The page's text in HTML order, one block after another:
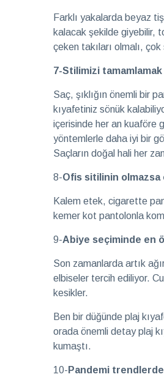
Farklı yakalarda beyaz
kalacak şekilde giyebilir,
çeken takıları olmalı,
7-Stilimizi
Saç, şıklığın önemli bir
kıyafetiniz sönük
içerisinde her an kuaföre
yöntemlerle daha iyi bir
Saçların doğal hali her
8-Ofis sitilinin olmazsa
Kalem etek, cigarette
kemer kot pantolonla
9-Abiye seçiminde en
Son zamanlarda artık
elbiseler tercih ediliyor.
kesikler.
Ben bir düğünde plaj
orada önemli detay plaj
kumaştı.
10- Pandemi